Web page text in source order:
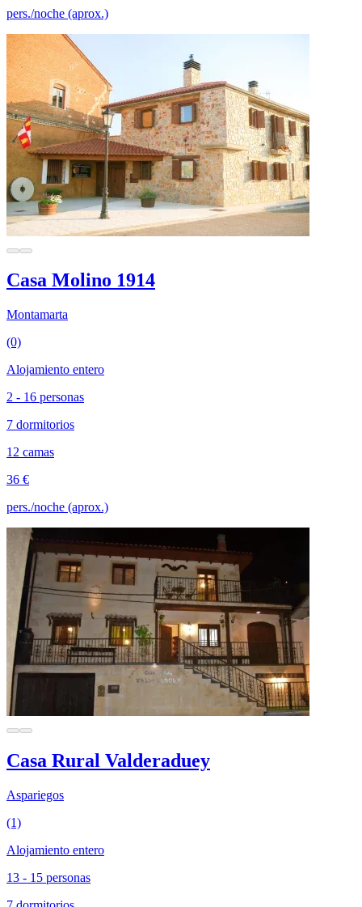
pers./noche (aprox.)
Casa Molino 1914
Montamarta
(0)
Alojamiento entero
2 - 16 personas
7 dormitorios
12 camas
36 €
pers./noche (aprox.)
Casa Rural Valderaduey
Aspariegos
(1)
Alojamiento entero
13 - 15 personas